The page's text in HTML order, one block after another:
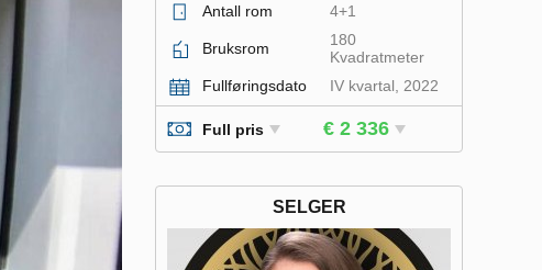
Antall rom
4+1
Bruksrom
180
Kvadratmeter
Fullføringsdato
IV kvartal, 2022
Full pris € 2 336
SELGER